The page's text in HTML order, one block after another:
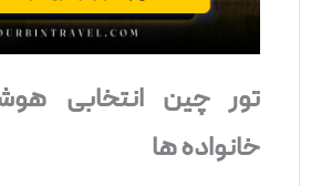
تور چین انتخابی
خانواده‌ ها